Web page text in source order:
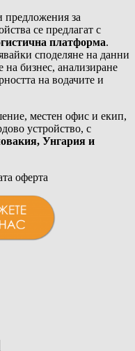
за
се предлагат с
платформа.
споделяне на данни
бизнес, анализиране
на водачите и
местен офис и екип,
устройство, с
Унгария и
оферта